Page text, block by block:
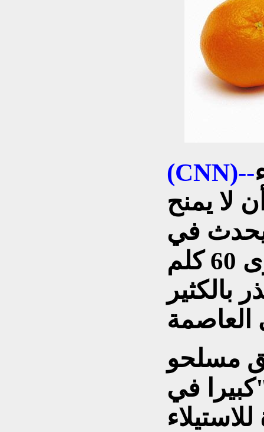
(CNN)--
لا يمنح
يحدث في
بعقوبة فهي لا تبعد سوى 60 كلم
بالكثير
مسلحو
في